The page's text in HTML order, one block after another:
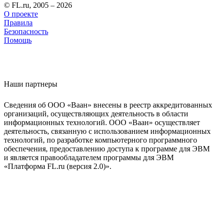
© FL.ru, 2005 – 2026
О проекте
Правила
Безопасность
Помощь
Наши партнеры
Сведения об ООО «Ваан» внесены в реестр аккредитованных
организаций, осуществляющих деятельность в области
информационных технологий. ООО «Ваан» осуществляет
деятельность, связанную с использованием информационных
технологий, по разработке компьютерного программного
обеспечения, предоставлению доступа к программе для ЭВМ
и является правообладателем программы для ЭВМ
«Платформа FL.ru (версия 2.0)».